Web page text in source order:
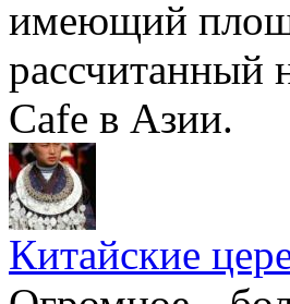
имеющий
рассчитанный
Cafe в Азии.
Китайские